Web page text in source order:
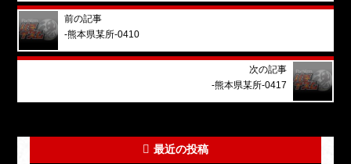
前の記事
-熊本県某所-0410
次の記事
-熊本県某所-0417
最近の投稿